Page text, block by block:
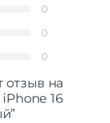
0
0
0
отзыв на
16